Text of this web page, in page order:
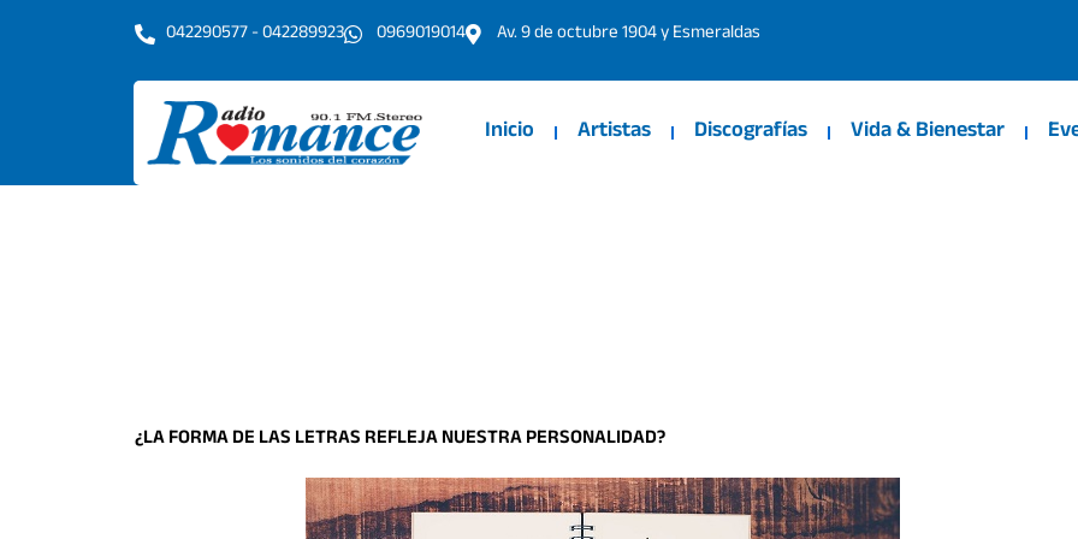
042290577 - 042289923 0969019014 Av. 9 de octubre 1904 y Esmeraldas
Inicio Artistas Discografías Vida & Bienestar
¿LA FORMA DE LAS LETRAS REFLEJA NUESTRA PERSONALIDAD?